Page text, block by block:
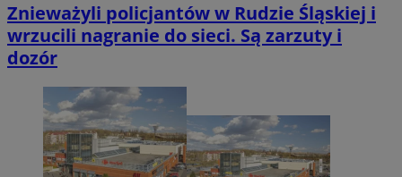
Znieważyli policjantów w Rudzie Śląskiej i
wrzucili nagranie do sieci. Są zarzuty i
dozór